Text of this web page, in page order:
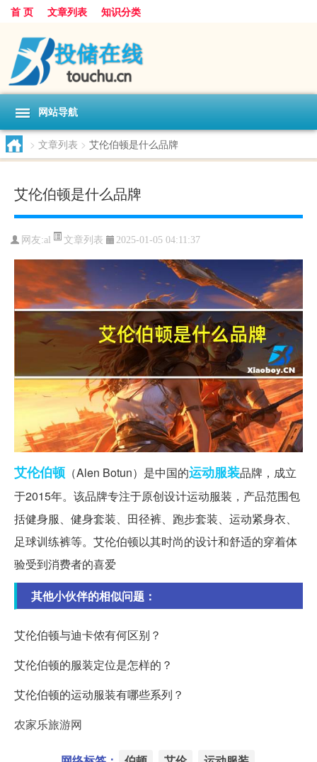
首 页 文章列表 知识分类
网站导航
> 文章列表 > 艾伦伯顿是什么品牌
艾伦伯顿是什么品牌
网友:al 文章列表 2025-01-05 04:11:37
艾伦伯顿 （Alen Botun）是中国的运动服装品牌，成立
于2015年。该品牌专注于原创设计运动服装，产品范围包
括健身服、健身套装、田径裤、跑步套装、运动紧身衣、
足球训练裤等。艾伦伯顿以其时尚的设计和舒适的穿着体
验受到消费者的喜爱
其他小伙伴的相似问题：
艾伦伯顿与迪卡侬有何区别？
艾伦伯顿的服装定位是怎样的？
艾伦伯顿的运动服装有哪些系列？
农家乐旅游网